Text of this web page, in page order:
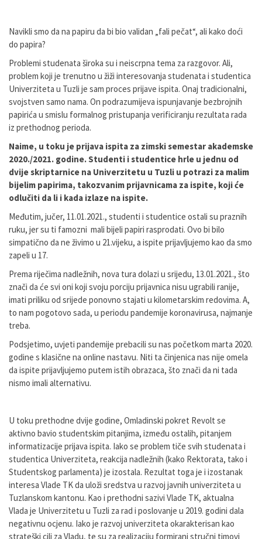
Navikli smo da na papiru da bi bio validan „fali pečat“, ali kako doći
do papira?
Problemi studenata široka su i neiscrpna tema za razgovor. Ali,
problem koji je trenutno u žiži interesovanja studenata i studentica
Univerziteta u Tuzli je sam proces prijave ispita. Onaj tradicionalni,
svojstven samo nama. On podrazumijeva ispunjavanje bezbrojnih
papirića u smislu formalnog pristupanja verificiranju rezultata rada
iz prethodnog perioda.
Naime, u toku je prijava ispita za zimski semestar akademske
2020./2021. godine. Studenti i studentice hrle u jednu od
dvije skriptarnice na Univerzitetu u Tuzli u potrazi za malim
bijelim papirima, takozvanim prijavnicama za ispite, koji će
odlučiti da li i kada izlaze na ispite.
Međutim, jučer, 11.01.2021., studenti i studentice ostali su praznih
ruku, jer su ti famozni mali bijeli papiri rasprodati. Ovo bi bilo
simpatično da ne živimo u 21.vijeku, a ispite prijavljujemo kao da smo
zapeli u 17.
Prema riječima nadležnih, nova tura dolazi u srijedu, 13.01.2021., što
znači da će svi oni koji svoju porciju prijavnica nisu ugrabili ranije,
imati priliku od srijede ponovno stajati u kilometarskim redovima. A,
to nam pogotovo sada, u periodu pandemije koronavirusa, najmanje
treba.
Podsjetimo, uvjeti pandemije prebacili su nas početkom marta 2020.
godine s klasične na online nastavu. Niti ta činjenica nas nije omela
da ispite prijavljujemo putem istih obrazaca, što znači da ni tada
nismo imali alternativu.
U toku prethodne dvije godine, Omladinski pokret Revolt se
aktivno bavio studentskim pitanjima, između ostalih, pitanjem
informatizacije prijava ispita. Iako se problem tiče svih studenata i
studentica Univerziteta, reakcija nadležnih (kako Rektorata, tako i
Studentskog parlamenta) je izostala. Rezultat toga je i izostanak
interesa Vlade TK da uloži sredstva u razvoj javnih univerziteta u
Tuzlanskom kantonu. Kao i prethodni sazivi Vlade TK, aktualna
Vlada je Univerzitetu u Tuzli za rad i poslovanje u 2019. godini dala
negativnu ocjenu. Iako je razvoj univerziteta okarakterisan kao
strateški cilj za Vladu, te su za realizaciju formirani stručni timovi